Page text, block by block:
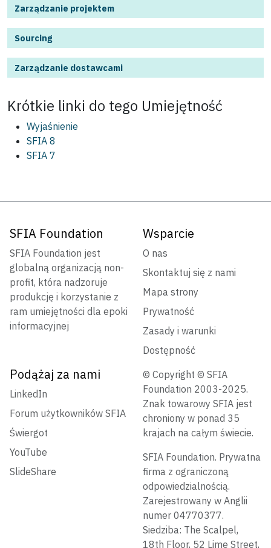
Zarządzanie projektem
Sourcing
Zarządzanie dostawcami
Krótkie linki do tego Umiejętność
Wyjaśnienie
SFIA 8
SFIA 7
SFIA Foundation
SFIA Foundation jest
globalną organizacją non-
profit, która nadzoruje
produkcję i korzystanie z
ram umiejętności dla epoki
informacyjnej
Wsparcie
O nas
Skontaktuj się z nami
Mapa strony
Prywatność
Zasady i warunki
Dostępność
Podążaj za nami
LinkedIn
Forum użytkowników SFIA
Świergot
YouTube
SlideShare
© Copyright © SFIA
Foundation 2003-2025.
Znak towarowy SFIA jest
chroniony w ponad 35
krajach na całym świecie.
SFIA Foundation. Prywatna
firma z ograniczoną
odpowiedzialnością.
Zarejestrowany w Anglii
numer 04770377.
Siedziba: The Scalpel,
18th Floor, 52 Lime Street,